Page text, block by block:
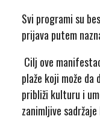
Svi programi su
prijava putem
Cilj ove
plaže koji može
približi kulturu i
zanimljive